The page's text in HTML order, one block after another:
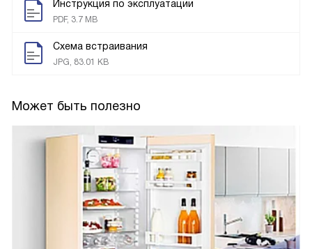
Инструкция по эксплуатации
PDF, 3.7 MB
Схема встраивания
JPG, 83.01 KB
Может быть полезно